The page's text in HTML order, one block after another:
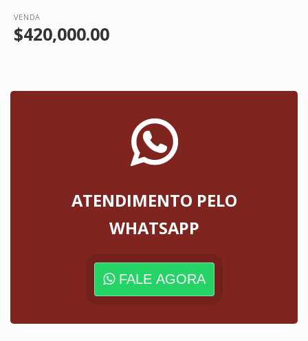
VENDA
$420,000.00
ATENDIMENTO PELO
WHATSAPP
FALE AGORA